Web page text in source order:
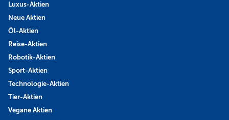
Luxus-Aktien
Neue Aktien
Öl-Aktien
Reise-Aktien
Robotik-Aktien
Sport-Aktien
Technologie-Aktien
Tier-Aktien
Vegane Aktien